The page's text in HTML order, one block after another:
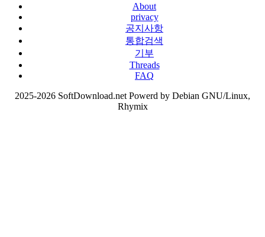
About
privacy
공지사항
통합검색
기부
Threads
FAQ
2025-2026 SoftDownload.net Powerd by Debian GNU/Linux,
Rhymix